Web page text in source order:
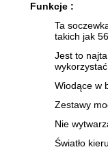
Funkcje :
Ta
takich jak
Jest to
Wiodące w
Zestawy
Nie
Światło